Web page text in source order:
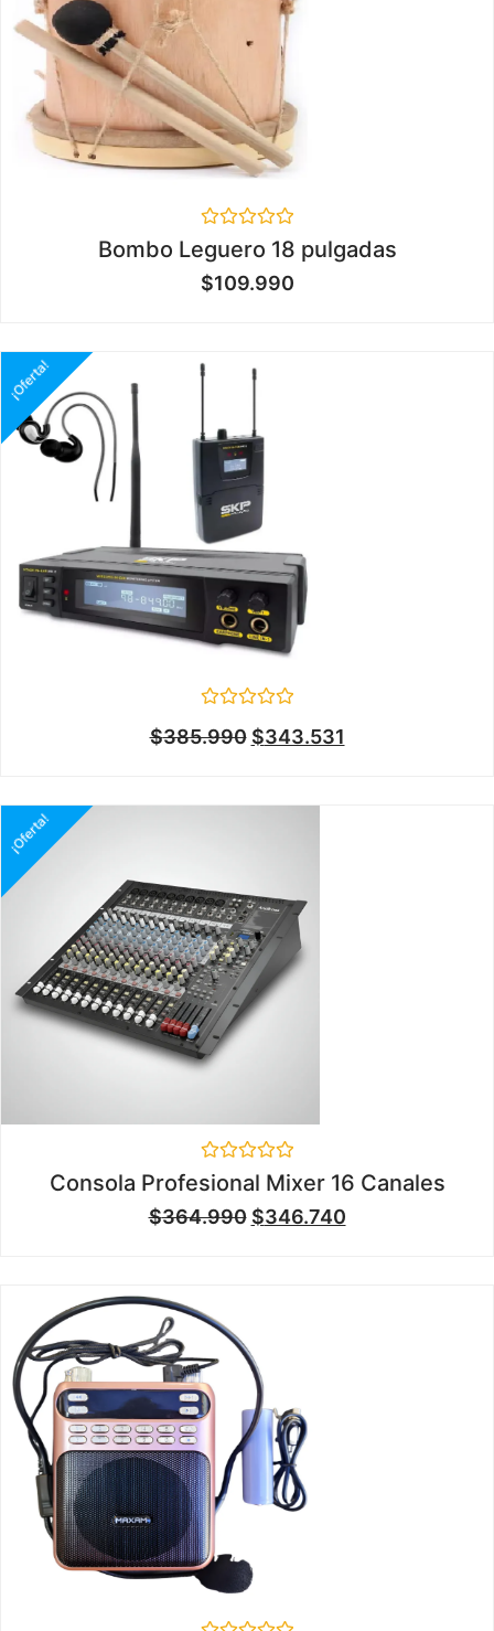
en
0
de
Bombo Leguero 18 pulgadas
$109.990
¡Oferta!
en
$385.990 $343.531
¡Oferta!
Valorado
en
0
de
Consola Profesional Mixer 16 Canales
$364.990 $346.740